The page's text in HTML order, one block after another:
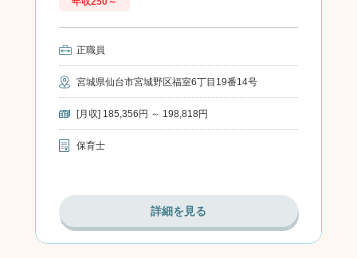
正職員
宮城県仙台市宮城野区福室6丁目19番14号
[月収] 185,356円 ～ 198,818円
保育士
詳細を見る